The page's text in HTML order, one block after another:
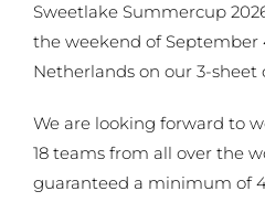
Sweetlake Summercup
the weekend of September
Netherlands on our 3-sheet
We are looking forward to
18 teams from all over the
guaranteed a minimum of